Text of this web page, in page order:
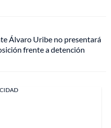
Álvaro Uribe no presentará
frente a detención